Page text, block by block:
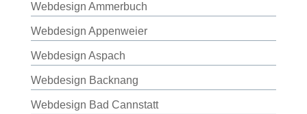
Webdesign Ammerbuch
Webdesign Appenweier
Webdesign Aspach
Webdesign Backnang
Webdesign Bad Cannstatt